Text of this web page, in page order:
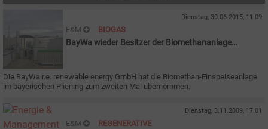
Dienstag, 30.06.2015, 11:09
E&M BIOGAS
BayWa wieder Besitzer der Biomethananlage
Die BayWa r.e. renewable energy GmbH hat die Biomethan-Einspeiseanlage
im bayerischen Pliening zum zweiten Mal übernommen.
Dienstag, 3.11.2009, 17:01
E&M REGENERATIVE